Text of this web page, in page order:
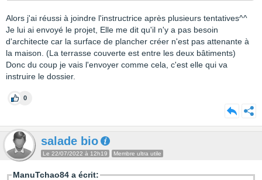
Alors j'ai réussi à joindre l'instructrice après plusieurs tentatives^^
Je lui ai envoyé le projet, Elle me dit qu'il n'y a pas besoin
d'architecte car la surface de plancher créer n'est pas attenante à
la maison. (La terrasse couverte est entre les deux bâtiments)
Donc du coup je vais l'envoyer comme cela, c'est elle qui va
instruire le dossier.
0
salade bio
Le 22/07/2022 à 12h19 Membre ultra utile
ManuTchao84 a écrit: